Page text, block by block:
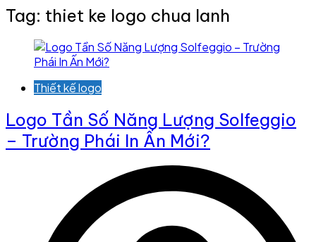
Tag: thiet ke logo chua lanh
Thiết kế logo
Logo Tần Số Năng Lượng Solfeggio
– Trường Phái In Ấn Mới?